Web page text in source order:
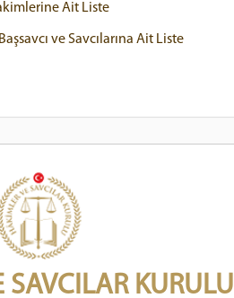
Ait Liste
ve Savcılarına Ait Liste
SAVCILAR KURULU